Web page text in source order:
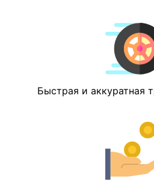
Быстрая и аккуратная